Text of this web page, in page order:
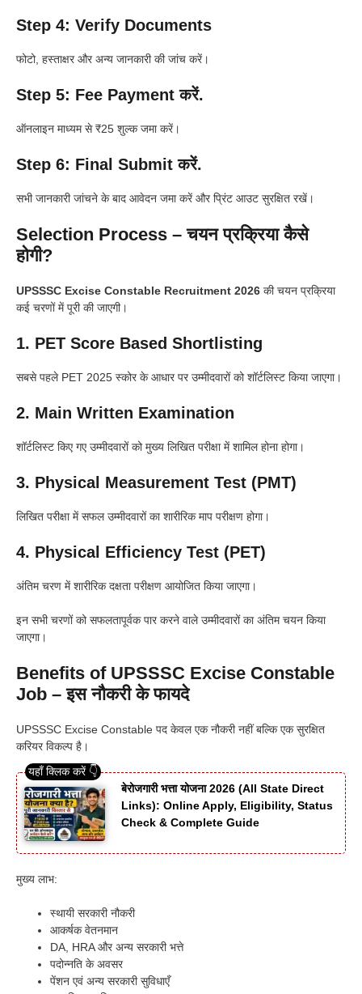
Step 4: Verify Documents
फोटो, हस्ताक्षर और अन्य जानकारी की जांच करें।
Step 5: Fee Payment करें.
ऑनलाइन माध्यम से ₹25 शुल्क जमा करें।
Step 6: Final Submit करें.
सभी जानकारी जांचने के बाद आवेदन जमा करें और प्रिंट आउट सुरक्षित रखें।
Selection Process – चयन प्रक्रिया कैसे
होगी?
UPSSSC Excise Constable Recruitment 2026 की चयन प्रक्रिया
कई चरणों में पूरी की जाएगी।
1. PET Score Based Shortlisting
सबसे पहले PET 2025 स्कोर के आधार पर उम्मीदवारों को शॉर्टलिस्ट किया जाएगा।
2. Main Written Examination
शॉर्टलिस्ट किए गए उम्मीदवारों को मुख्य लिखित परीक्षा में शामिल होना होगा।
3. Physical Measurement Test (PMT)
लिखित परीक्षा में सफल उम्मीदवारों का शारीरिक माप परीक्षण होगा।
4. Physical Efficiency Test (PET)
अंतिम चरण में शारीरिक दक्षता परीक्षण आयोजित किया जाएगा।
इन सभी चरणों को सफलतापूर्वक पार करने वाले उम्मीदवारों का अंतिम चयन किया
जाएगा।
Benefits of UPSSSC Excise Constable
Job – इस नौकरी के फायदे
UPSSSC Excise Constable पद केवल एक नौकरी नहीं बल्कि एक सुरक्षित
करियर विकल्प है।
बेरोजगारी भत्ता योजना 2026 (All State Direct
Links): Online Apply, Eligibility, Status
Check & Complete Guide
मुख्य लाभ:
स्थायी सरकारी नौकरी
आकर्षक वेतनमान
DA, HRA और अन्य सरकारी भत्ते
पदोन्नति के अवसर
पेंशन एवं अन्य सरकारी सुविधाएँ